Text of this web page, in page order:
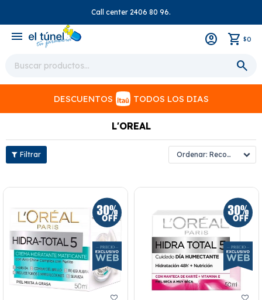
Call center 2406 80 96.
menu $0
DESCUENTOS TODOS LOS DIAS
L'OREAL
Recomendados
close